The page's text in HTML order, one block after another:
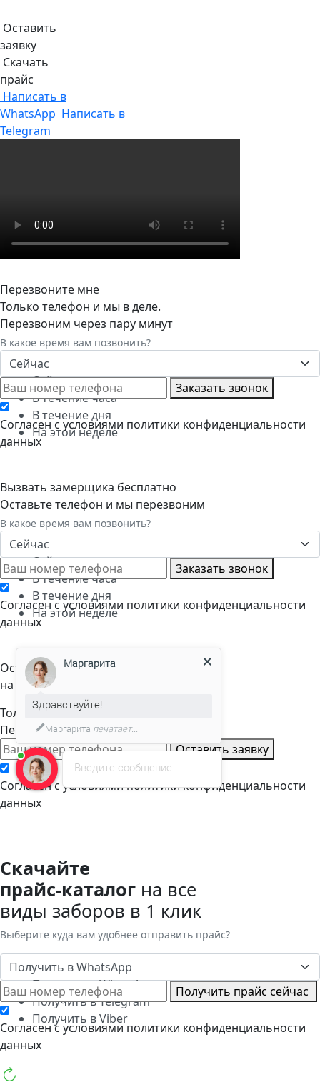
Оставить
заявку
Скачать
прайс
Написать в
WhatsApp Написать в
Telegram
Перезвоните мне
Только телефон и мы в деле.
Перезвоним через пару минут
В какое время вам позвонить?
Сейчас
Сейчас
В течение часа
В течение дня
На этой неделе
Заказать звонок
Cогласен с условиями политики конфиденциальности
данных
Вызвать замерщика бесплатно
Оставьте телефон и мы перезвоним
В какое время вам позвонить?
Сейчас
Сейчас
В течение часа
В течение дня
На этой неделе
Заказать звонок
Cогласен с условиями политики конфиденциальности
данных
Оставьте заявку
на расчет стоимости
Только телефон и мы в деле.
Перезвоним через пару минут
Оставить заявку
Cогласен с условиямиполитики конфиденциальности
данных
Скачайте
прайс-каталог на все
виды заборов в 1 клик
Выберите куда вам удобнее отправить прайс?
Получить в WhatsApp
Получить в WhatsApp
Получить в Telegram
Получить в Viber
Получить прайс сейчас
Cогласен с условиямиполитики конфиденциальности
данных
Введите сообщение
Маргарита
Здравствуйте!
Маргарита печатает...